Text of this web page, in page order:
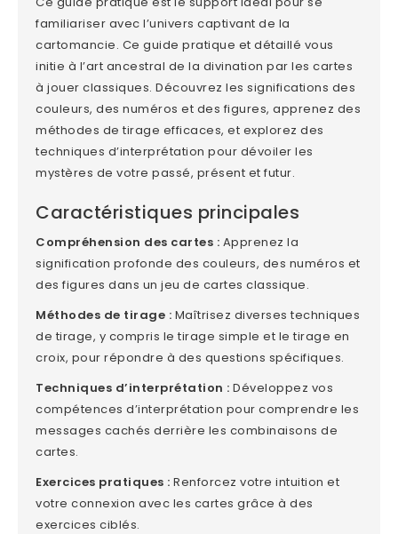
familiariser avec l’univers captivant de la
cartomancie. Ce guide pratique et détaillé vous
initie à l’art ancestral de la divination par les cartes
à jouer classiques. Découvrez les significations des
couleurs, des numéros et des figures, apprenez des
méthodes de tirage efficaces, et explorez des
techniques d’interprétation pour dévoiler les
mystères de votre passé, présent et futur.
Caractéristiques principales
Compréhension des cartes : Apprenez la
signification profonde des couleurs, des numéros et
des figures dans un jeu de cartes classique.
Méthodes de tirage : Maîtrisez diverses techniques
de tirage, y compris le tirage simple et le tirage en
croix, pour répondre à des questions spécifiques.
Techniques d’interprétation : Développez vos
compétences d’interprétation pour comprendre les
messages cachés derrière les combinaisons de
cartes.
Exercices pratiques : Renforcez votre intuition et
votre connexion avec les cartes grâce à des
exercices ciblés.